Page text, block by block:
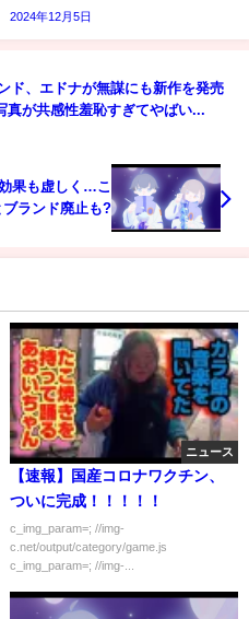
2024年12月5日
ド、エドナが無謀にも新作を発売
真が共感性羞恥すぎてやばい...
果も虚しく…こ
ブランド廃止も?
ニュース
【速報】国産コロナワクチン、
ついに完成！！！！！
c_img_param=; //img-
c.net/output/category/game.js
c_img_param=; //img-...